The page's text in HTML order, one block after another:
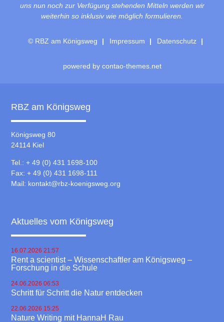
uns nun noch zur Verfügung stehenden Mitteln werden wir
weiterhin so inklusiv wie möglich formulieren.
© RBZ am Königsweg Impressum Datenschutz
powered by contao-themes.net
RBZ am Königsweg
Königsweg 80
24114 Kiel
Tel.: + 49 (0) 431 1698-100
Fax: + 49 (0) 431 1698-111
Mail: kontakt@rbz-koenigsweg.org
Aktuelles vom Königsweg
16.07.2026 21:57
Rent a scientist – Wissenschaftler am Königsweg –
Forschung in die Schule
24.06.2026 06:53
Schritt für Schritt die Natur entdecken
22.06.2026 15:25
Nature Writing mit HannaH Rau